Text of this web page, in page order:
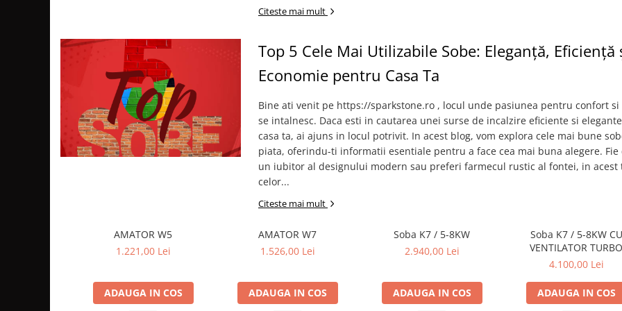
AUTOMATIZĂRI CAZANE
ACCESORII ȘEMINEE ȘI
Ustensile seminee și sobe
Usi de semineu
GRILE SI PIESE DE DE VENTILAȚIE
GRILE NEGRE / GRAFIT
Citeste mai mult
Top 5 Cele Mai Utilizabile Sobe: Eleganță, Eficiență
Economie pentru Casa Ta
Bine ati venit pe https://sparkstone.ro , locul unde pasiunea pentru confort si
se intalnesc. Daca esti in cautarea unei surse de incalzire eficiente si
casa ta, ai ajuns in locul potrivit. In acest blog, vom explora cele mai bune
piata, oferindu-ti informatii esentiale pentru a face cea mai buna alegere. Fie
un iubitor al designului modern sau preferi farmecul rustic al fontei, in acest
celor...
Citeste mai mult
AMATOR W5
1.221,00 Lei
ADAUGA IN COS
AMATOR W7
1.526,00 Lei
ADAUGA IN COS
Soba K7 / 5-8KW
2.940,00 Lei
ADAUGA IN COS
Soba K7 / 5-8KW CU
VENTILATOR TURBO
4.100,00 Lei
ADAUGA IN COS